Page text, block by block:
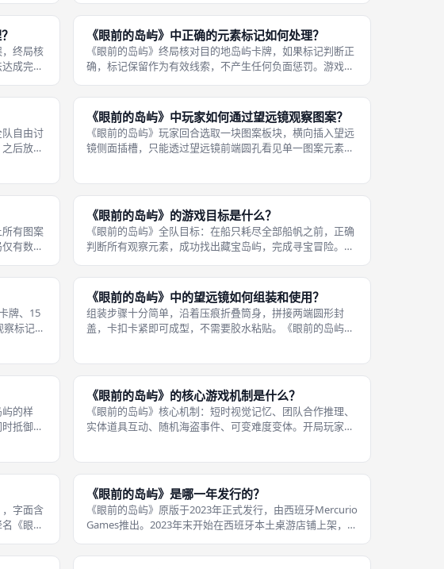
变体可以调整胜利目标点数，改变
，终局核
成完美
即时扣
《眼前的岛屿》中正确的元素标记如何处理？
《眼前的岛屿》终局核对目的地岛屿卡牌，如果标记判断正
确，标记保留作为有效线索，不产生任何负面惩罚。游戏进
存，持续作为全队推理参考。 大量正确标记能够帮助队伍梳
理岛屿拥有哪些元素，排除不可能的
队自由讨
后放置
《眼前的岛屿》中玩家如何通过望远镜观察图案？
《眼前的岛屿》玩家回合选取一块图案板块，横向插入望远
镜侧面插槽，只能透过望远镜前端圆孔看见单一图案元素。
隙偷看其余图案。观察完成之后，
所有图案
有数秒
断该元素
《眼前的岛屿》的游戏目标是什么？
《眼前的岛屿》全队目标：在船只耗尽全部船帆之前，正确
判断所有观察元素，成功找出藏宝岛屿，完成寻宝冒险。队
一片船帆；三片船帆全部损毁则全队失败。 每一次透过望远
镜观察图案，全队统一判断该元素
牌、15
标记。
《眼前的岛屿》中的望远镜如何组装和使用？
组装步骤十分简单，沿着压痕折叠筒身，拼接两端圆形封
盖，卡扣卡紧即可成型，不需要胶水粘贴。《眼前的岛屿》
案。 使用规则有严格要求：板块插入
的样
抵御海
《眼前的岛屿》的核心游戏机制是什么？
《眼前的岛屿》核心机制：短时视觉记忆、团队合作推理、
实体道具互动、随机海盗事件、可变难度变体。开局玩家短
素是否存在于目标岛屿之上。 游戏
，字面含
《眼前
，a la
《眼前的岛屿》是哪一年发行的？
《眼前的岛屿》原版于2023年正式发行，由西班牙Mercurio
Games推出。2023年末开始在西班牙本土桌游店铺上架，随
桌游，凭借独特的实体望远镜配件迅速获得家庭玩家关注。